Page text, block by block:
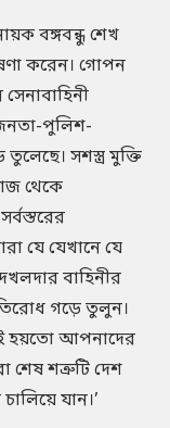
বঙ্গবন্ধু শেখ
করেন। গোপন
পুলিশ-
সশস্ত্র মুক্তি
থেকে
যে যেখানে যে
বাহিনীর
গড়ে তুলুন।
হয়তো আপনাদের
শেষ শত্রুটি দেশ
যান।’